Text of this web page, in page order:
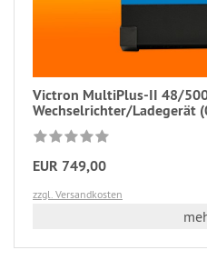
Victron MultiPlus-II 48/
Wechselrichter/Ladegerät
EUR 749,00
zzgl. Versandkosten